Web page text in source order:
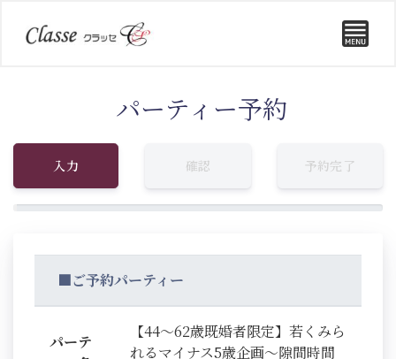
パーティー予約
入力 確認 予約完了
■ご予約パーティー
パーテ
【44～62歳既婚者限定】若くみら
れるマイナス5歳企画～隙間時間